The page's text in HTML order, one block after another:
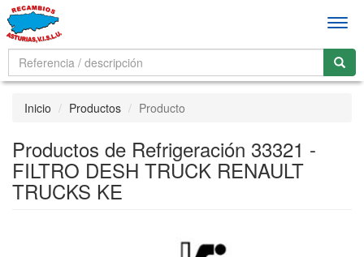
Inicio Productos Producto
Productos de Refrigeración 33321 -
FILTRO DESH TRUCK RENAULT
TRUCKS KE